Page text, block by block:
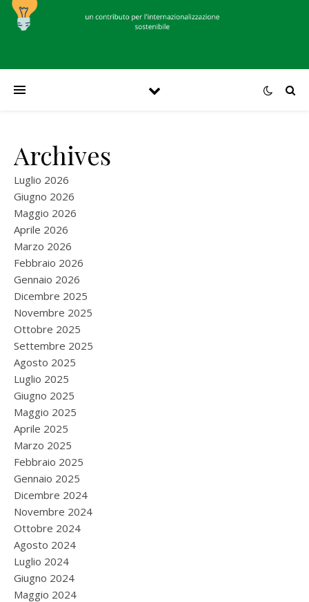
Archives
Luglio 2026
Giugno 2026
Maggio 2026
Aprile 2026
Marzo 2026
Febbraio 2026
Gennaio 2026
Dicembre 2025
Novembre 2025
Ottobre 2025
Settembre 2025
Agosto 2025
Luglio 2025
Giugno 2025
Maggio 2025
Aprile 2025
Marzo 2025
Febbraio 2025
Gennaio 2025
Dicembre 2024
Novembre 2024
Ottobre 2024
Agosto 2024
Luglio 2024
Giugno 2024
Maggio 2024